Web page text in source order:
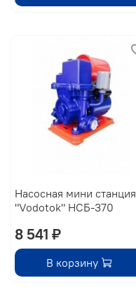
Насосная мини станция
"Vodotok" НСБ-370
8 541 ₽
В корзину